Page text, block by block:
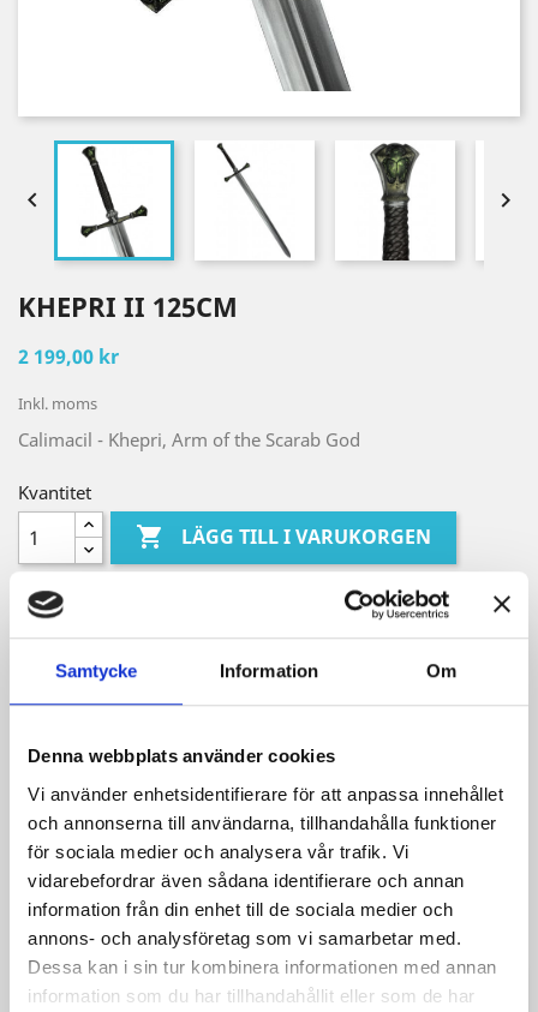
Samtycke Information Om
Denna webbplats använder cookies
Vi använder enhetsidentifierare för att anpassa innehållet
och annonserna till användarna, tillhandahålla funktioner
för sociala medier och analysera vår trafik. Vi
vidarebefordrar även sådana identifierare och annan
information från din enhet till de sociala medier och
annons- och analysföretag som vi samarbetar med.
Dessa kan i sin tur kombinera informationen med annan
information som du har tillhandahållit eller som de har
 
KHEPRI II 125CM
2 199,00 kr
Inkl. moms
Calimacil - Khepri, Arm of the Scarab God
Kvantitet
 LÄGG TILL I VARUKORGEN
Beställningsvara ca 3-8 veckor
Säkra betalningar
Frakt från 59 SEK
Ångerrätt 14 dagar